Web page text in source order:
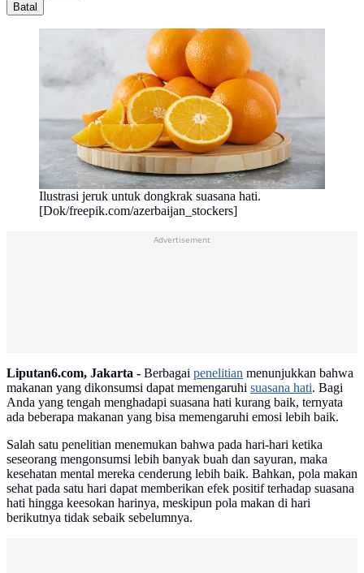
Batal
Ilustrasi jeruk untuk dongkrak suasana hati.
[Dok/freepik.com/azerbaijan_stockers]
Advertisement
Liputan6.com, Jakarta - Berbagai penelitian menunjukkan bahwa
makanan yang dikonsumsi dapat memengaruhi suasana hati. Bagi
Anda yang tengah menghadapi suasana hati kurang baik, ternyata
ada beberapa makanan yang bisa memengaruhi emosi lebih baik.
Salah satu penelitian menemukan bahwa pada hari-hari ketika
seseorang mengonsumsi lebih banyak buah dan sayuran, maka
kesehatan mental mereka cenderung lebih baik. Bahkan, pola makan
sehat pada satu hari dapat memberikan efek positif terhadap suasana
hati hingga keesokan harinya, meskipun pola makan di hari
berikutnya tidak sebaik sebelumnya.